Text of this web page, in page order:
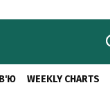
WEEKLY CHARTS